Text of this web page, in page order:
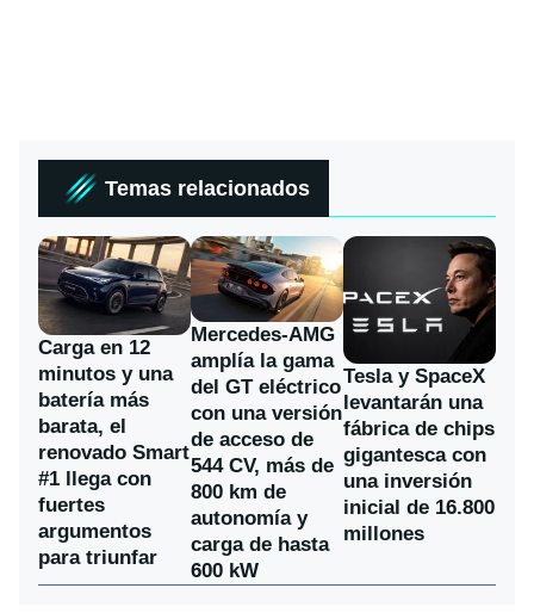
Temas relacionados
Carga en 12
minutos y una
batería más
barata, el
renovado Smart
#1 llega con
fuertes
argumentos
para triunfar
Mercedes-AMG
amplía la gama
del GT eléctrico
con una versión
de acceso de
544 CV, más de
800 km de
autonomía y
carga de hasta
600 kW
Tesla y SpaceX
levantarán una
fábrica de chips
gigantesca con
una inversión
inicial de 16.800
millones